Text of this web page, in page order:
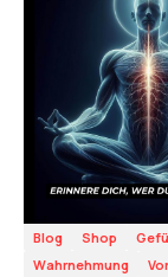
Blog Shop
Wahrnehmung